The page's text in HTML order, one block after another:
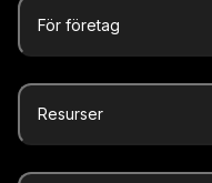
För företag
Resurser